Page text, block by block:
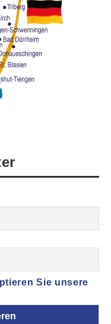
Sie unsere